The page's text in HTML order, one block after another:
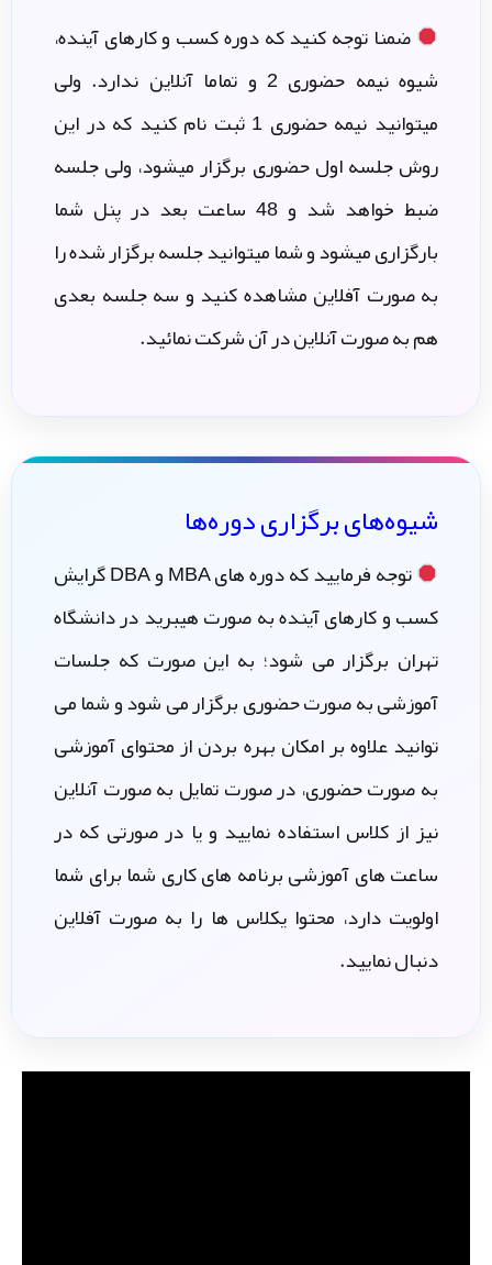
ضمنا توجه کنید که دوره کسب و کارهای آینده،
شیوه نیمه حضوری 2 و تماما آنلاین ندارد. ولی
میتوانید نیمه حضوری 1 ثبت نام کنید که در این
روش جلسه اول حضوری برگزار میشود، ولی جلسه
ضبط خواهد شد و 48 ساعت بعد در پنل شما
بارگزاری میشود و شما میتوانید جلسه برگزار شده را
به صورت آفلاین مشاهده کنید و سه جلسه بعدی
هم به صورت آنلاین در آن شرکت نمائید.
شیوه‌های برگزاری دوره‌ها
توجه فرمایید که دوره های MBA و DBA گرایش
کسب و کارهای آینده به صورت هیبرید در دانشگاه
تهران برگزار می شود؛ به این صورت که جلسات
آموزشی به صورت حضوری برگزار می شود و شما می
توانید علاوه بر امکان بهره بردن از محتوای آموزشی
به صورت حضوری، در صورت تمایل به صورت آنلاین
نیز از کلاس استفاده نمایید و یا در صورتی که در
ساعت های آموزشی برنامه های کاری شما برای شما
اولویت دارد، محتوا یکلاس ها را به صورت آفلاین
دنبال نمایید.